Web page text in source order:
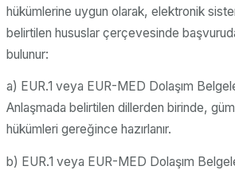
hükümlerine uygun olarak, elektronik
belirtilen hususlar çerçevesinde
bulunur:
a) EUR.1 veya EUR-MED Dolaşım
Anlaşmada belirtilen dillerden birinde,
hükümleri gereğince hazırlanır.
b) EUR.1 veya EUR-MED Dolaşım